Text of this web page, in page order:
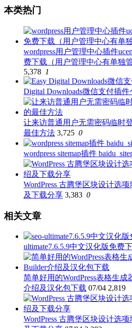
本类热门
wordpress用户管理中心插件
费下载（用户管理中心有单独
5,378 1
Digital Downloads微信支付插
让来访普通用户无需密码临时
最佳方法 3,725 0
wordpress sitemap插件
WordPress 古腾堡区块设计选
及下载分享 3,383 0
相关文章
ultimate7.6.5.9中文汉化版免费
简单好用的WordPress表格生成
介绍及汉化包下载 07/04 2,819
WordPress 古腾堡区块设计选